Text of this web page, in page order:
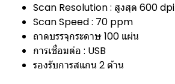
Scan Resolution : สูงสุด 600 dpi
Scan Speed : 70 ppm
ถาดบรรจุกระดาษ 100 แผ่น
การเชื่อมต่อ : USB
รองรับการสแกน 2 ด้าน